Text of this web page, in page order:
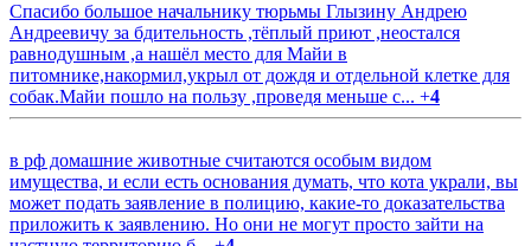
Спасибо большое начальнику тюрьмы Глызину Андрею
Андреевичу за бдительность ,тёплый приют ,неостался
равнодушным ,а нашёл место для Майи в
питомнике,накормил,укрыл от дождя и отдельной клетке для
собак.Майи пошло на пользу ,проведя меньше с... +4
в рф домашние животные считаются особым видом
имущества, и если есть основания думать, что кота украли, вы
может подать заявление в полицию, какие-то доказательства
приложить к заявлению. Но они не могут просто зайти на